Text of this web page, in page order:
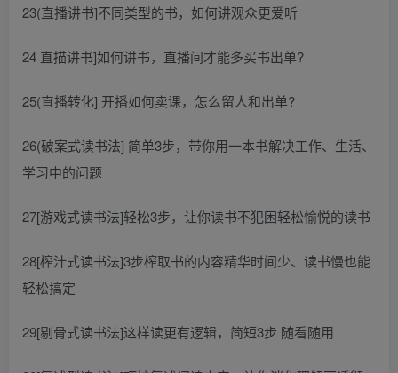
23(直播讲书]不同类型的书，如何讲观众更爱听
24 直描讲书]如何讲书，直播间才能多买书出单?
25(直播转化] 开播如何卖课，怎么留人和出单?
26(破案式读书法] 简单3步，带你用一本书解决工作、生活、
学习中的问题
27[游戏式读书法]轻松3步，让你读书不犯困轻松愉悦的读书
28[榨汁式读书法]3步榨取书的内容精华时间少、读书慢也能
轻松搞定
29[剔骨式读书法]这样读更有逻辑，简短3步 随看随用